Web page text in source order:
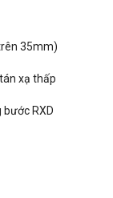
35mm)
xạ thấp
RXD